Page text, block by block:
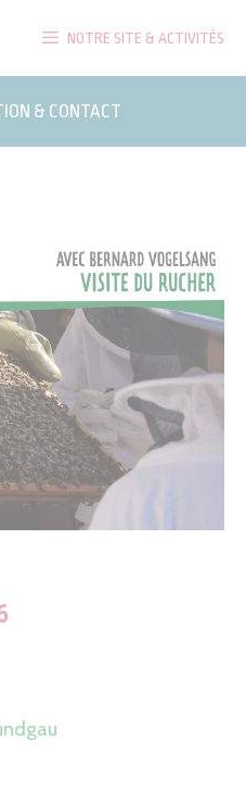
NOTRE SITE & ACTIVITÉS
& CONTACT